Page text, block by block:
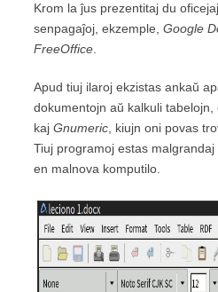
Krom la ĵus prezentitaj du
senpagaĵoj, ekzemple, Google
FreeOffice
Apud tiuj ilaroj ekzistas ankaŭ
dokumentojn aŭ kalkuli tabelojn,
kaj Gnumeric , kiujn oni povas
Tiuj programoj estas
en malnova komputilo.